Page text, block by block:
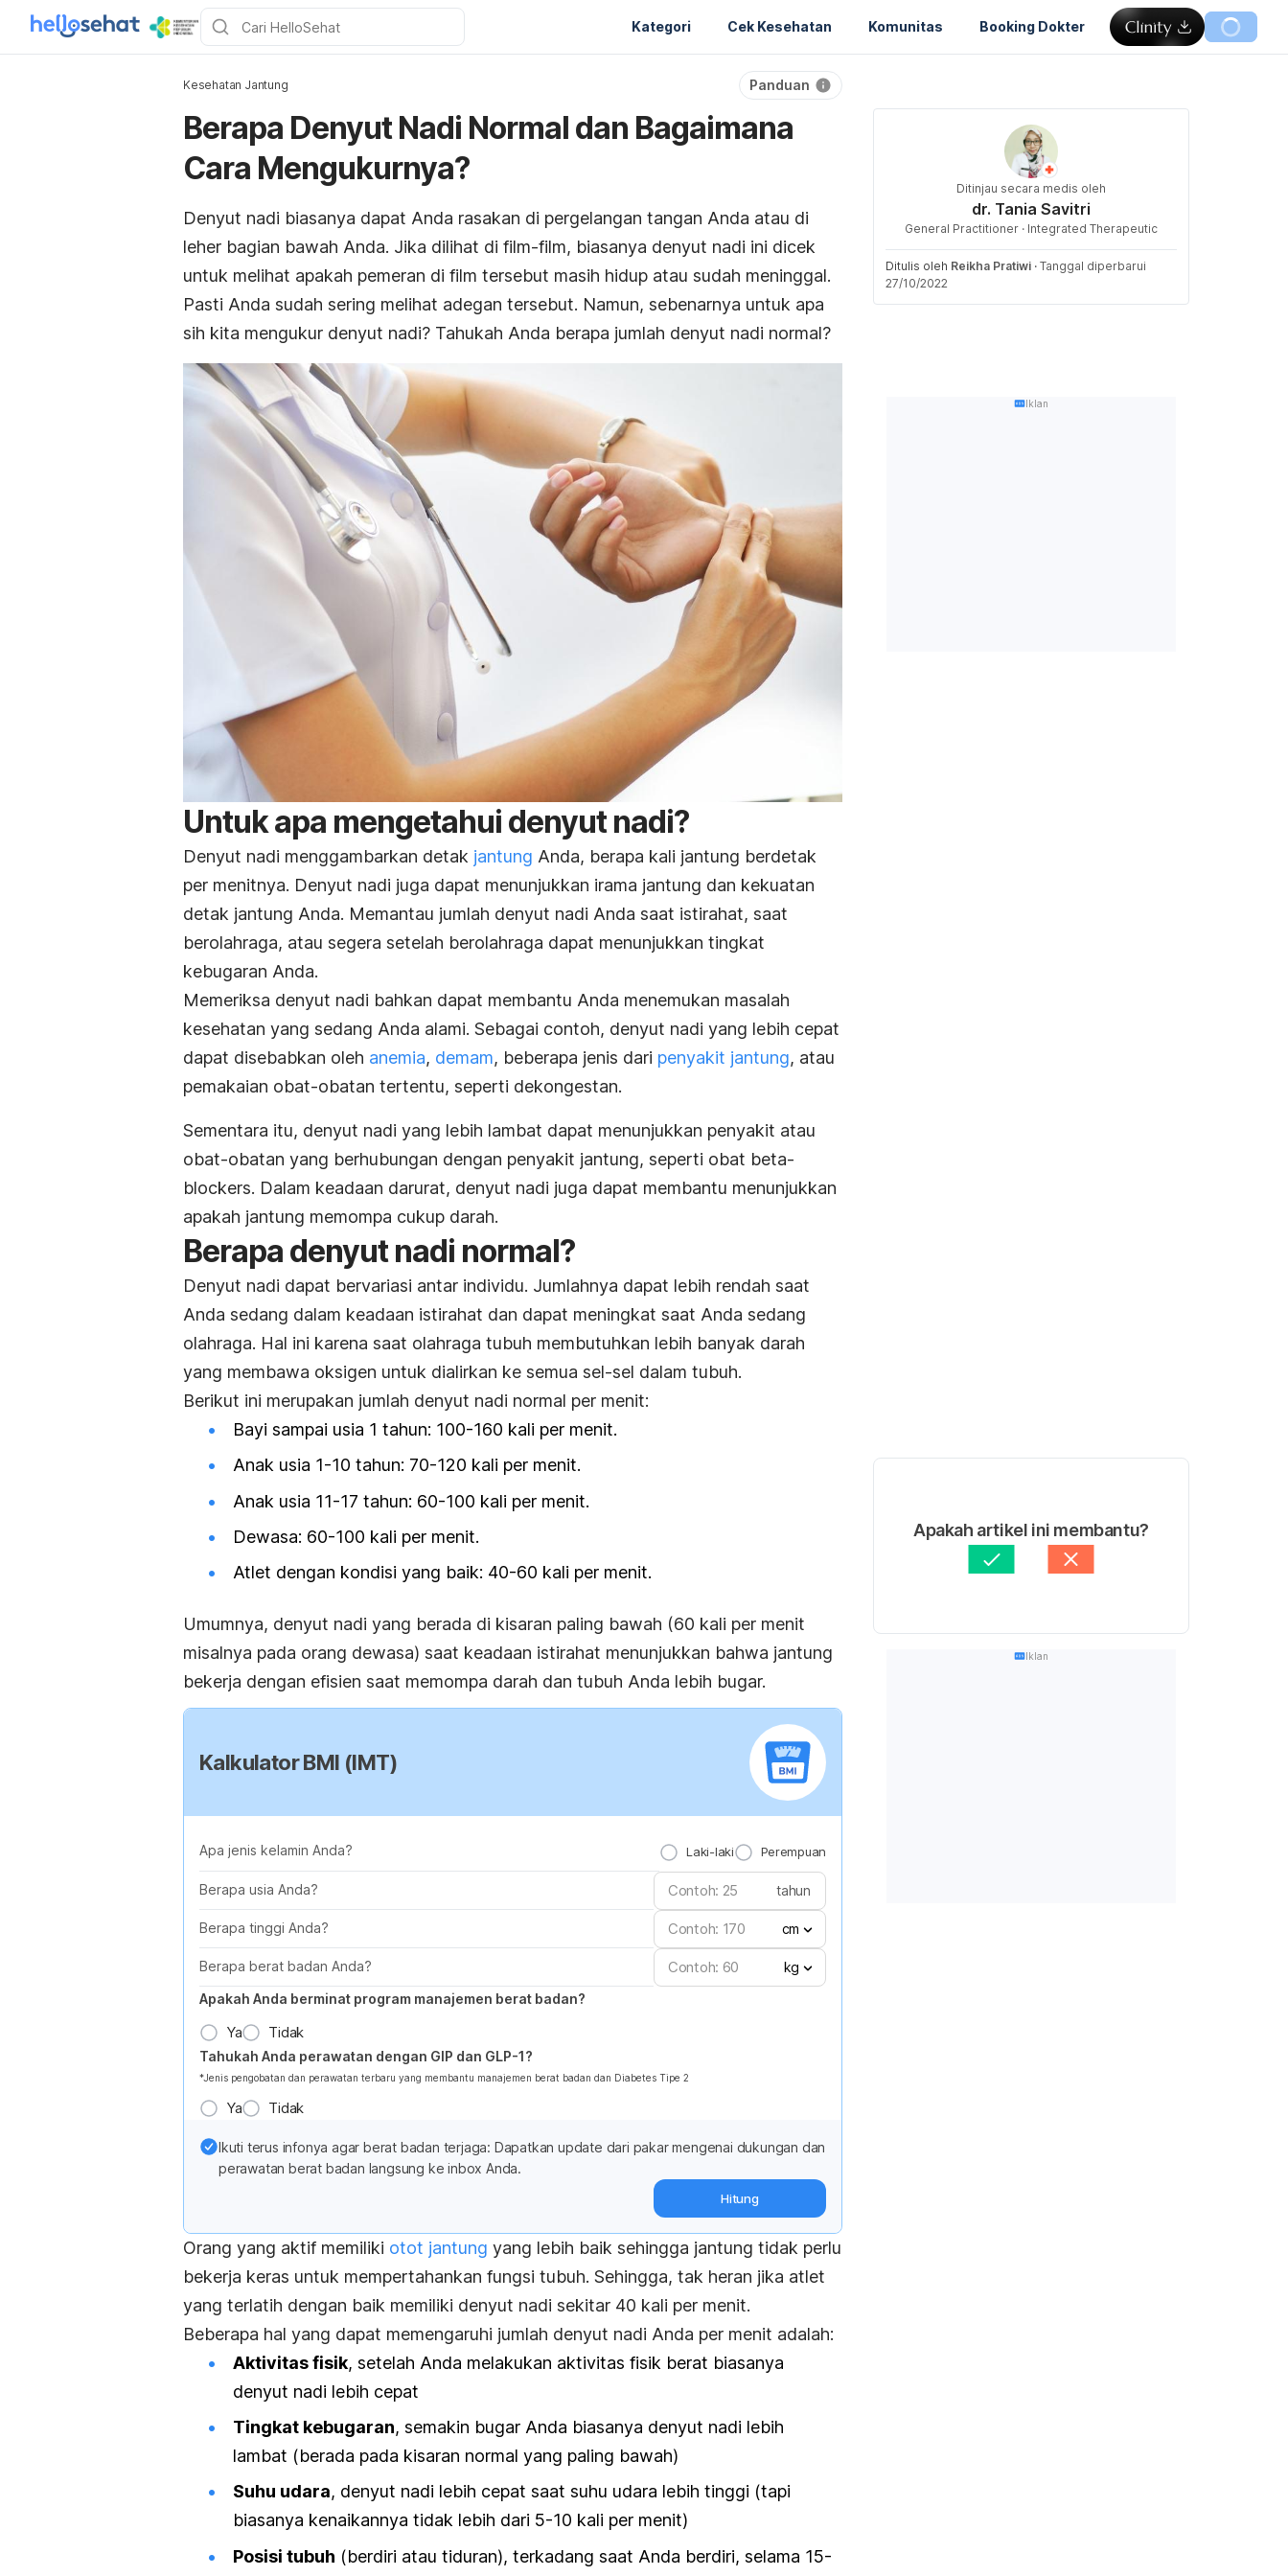
Kategori Cek Kesehatan Komunitas Booking Dokter
Kesehatan Jantung Panduan
Berapa Denyut Nadi Normal dan Bagaimana
Cara Mengukurnya?
Denyut nadi biasanya dapat Anda rasakan di pergelangan tangan Anda atau di
leher bagian bawah Anda. Jika dilihat di film-film, biasanya denyut nadi ini dicek
untuk melihat apakah pemeran di film tersebut masih hidup atau sudah meninggal.
Pasti Anda sudah sering melihat adegan tersebut. Namun, sebenarnya untuk apa
sih kita mengukur denyut nadi? Tahukah Anda berapa jumlah denyut nadi normal?
Untuk apa mengetahui denyut nadi?
Denyut nadi menggambarkan detak jantung Anda, berapa kali jantung berdetak
per menitnya. Denyut nadi juga dapat menunjukkan irama jantung dan kekuatan
detak jantung Anda. Memantau jumlah denyut nadi Anda saat istirahat, saat
berolahraga, atau segera setelah berolahraga dapat menunjukkan tingkat
kebugaran Anda.
Memeriksa denyut nadi bahkan dapat membantu Anda menemukan masalah
kesehatan yang sedang Anda alami. Sebagai contoh, denyut nadi yang lebih cepat
dapat disebabkan oleh anemia, demam, beberapa jenis dari penyakit jantung, atau
pemakaian obat-obatan tertentu, seperti dekongestan.
Sementara itu, denyut nadi yang lebih lambat dapat menunjukkan penyakit atau
obat-obatan yang berhubungan dengan penyakit jantung, seperti obat beta-
blockers. Dalam keadaan darurat, denyut nadi juga dapat membantu menunjukkan
apakah jantung memompa cukup darah.
Berapa denyut nadi normal?
Denyut nadi dapat bervariasi antar individu. Jumlahnya dapat lebih rendah saat
Anda sedang dalam keadaan istirahat dan dapat meningkat saat Anda sedang
olahraga. Hal ini karena saat olahraga tubuh membutuhkan lebih banyak darah
yang membawa oksigen untuk dialirkan ke semua sel-sel dalam tubuh.
Berikut ini merupakan jumlah denyut nadi normal per menit:
Bayi sampai usia 1 tahun: 100-160 kali per menit.
Anak usia 1-10 tahun: 70-120 kali per menit.
Anak usia 11-17 tahun: 60-100 kali per menit.
Dewasa: 60-100 kali per menit.
Atlet dengan kondisi yang baik: 40-60 kali per menit.
Umumnya, denyut nadi yang berada di kisaran paling bawah (60 kali per menit
misalnya pada orang dewasa) saat keadaan istirahat menunjukkan bahwa jantung
bekerja dengan efisien saat memompa darah dan tubuh Anda lebih bugar.
Kalkulator BMI (IMT)
Apa jenis kelamin Anda? Laki-laki Perempuan
Berapa usia Anda? tahun
Berapa tinggi Anda? cm
Berapa berat badan Anda?
kg
Apakah Anda berminat program manajemen berat badan?
Ya Tidak
Tahukah Anda perawatan dengan GIP dan GLP-1?
*Jenis pengobatan dan perawatan terbaru yang membantu manajemen berat badan dan Diabetes Tipe 2
Ya Tidak
Ikuti terus infonya agar berat badan terjaga: Dapatkan update dari pakar mengenai dukungan dan
perawatan berat badan langsung ke inbox Anda.
Hitung
Orang yang aktif memiliki otot jantung yang lebih baik sehingga jantung tidak perlu
bekerja keras untuk mempertahankan fungsi tubuh. Sehingga, tak heran jika atlet
yang terlatih dengan baik memiliki denyut nadi sekitar 40 kali per menit.
Beberapa hal yang dapat memengaruhi jumlah denyut nadi Anda per menit adalah:
Aktivitas fisik, setelah Anda melakukan aktivitas fisik berat biasanya
denyut nadi lebih cepat
Tingkat kebugaran, semakin bugar Anda biasanya denyut nadi lebih
lambat (berada pada kisaran normal yang paling bawah)
Suhu udara, denyut nadi lebih cepat saat suhu udara lebih tinggi (tapi
biasanya kenaikannya tidak lebih dari 5-10 kali per menit)
Posisi tubuh (berdiri atau tiduran), terkadang saat Anda berdiri, selama 15-
Ditinjau secara medis oleh
dr. Tania Savitri
General Practitioner · Integrated Therapeutic
Ditulis oleh Reikha Pratiwi · Tanggal diperbarui
27/10/2022
Iklan
Apakah artikel ini membantu?
Iklan